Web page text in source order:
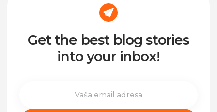
Get the best blog stories
into your inbox!